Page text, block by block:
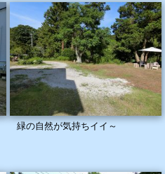
緑の自然が気持ちイイ～